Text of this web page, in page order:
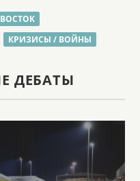
КРИЗИСЫ / ВОЙНЫ
ДЕБАТЫ